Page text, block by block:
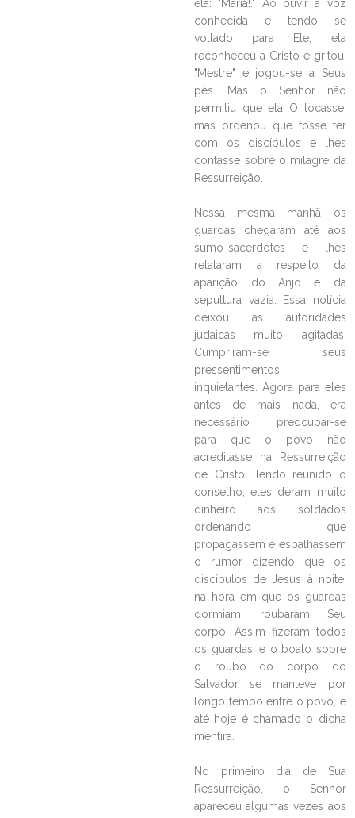
ela: "Maria!." Ao ouvir a voz
conhecida e tendo se
voltado para Ele, ela
reconheceu a Cristo e gritou:
"Mestre" e jogou-se a Seus
pés. Mas o Senhor não
permitiu que ela O tocasse,
mas ordenou que fosse ter
com os discípulos e lhes
contasse sobre o milagre da
Ressurreição.
Nessa mesma manhã os
guardas chegaram até aos
sumo-sacerdotes e lhes
relataram a respeito da
aparição do Anjo e da
sepultura vazia. Essa notícia
deixou as autoridades
judaicas muito agitadas:
Cumpriram-se seus
pressentimentos
inquietantes. Agora para eles
antes de mais nada, era
necessário preocupar-se
para que o povo não
acreditasse na Ressurreição
de Cristo. Tendo reunido o
conselho, eles deram muito
dinheiro aos soldados
ordenando que
propagassem e espalhassem
o rumor dizendo que os
discípulos de Jesus à noite,
na hora em que os guardas
dormiam, roubaram Seu
corpo. Assim fizeram todos
os guardas, e o boato sobre
o roubo do corpo do
Salvador se manteve por
longo tempo entre o povo, e
até hoje é chamado o dicha
mentira.
No primeiro dia de Sua
Ressurreição, o Senhor
apareceu algumas vezes aos